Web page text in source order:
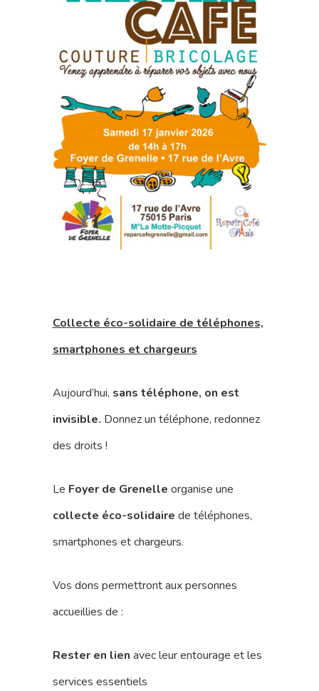
Collecte éco-solidaire de téléphones,
smartphones et chargeurs
Aujourd’hui, sans téléphone, on est
invisible. Donnez un téléphone, redonnez
des droits !
Le Foyer de Grenelle organise une
collecte éco-solidaire de téléphones,
smartphones et chargeurs.
Vos dons permettront aux personnes
accueillies de :
Rester en lien avec leur entourage et les
services essentiels